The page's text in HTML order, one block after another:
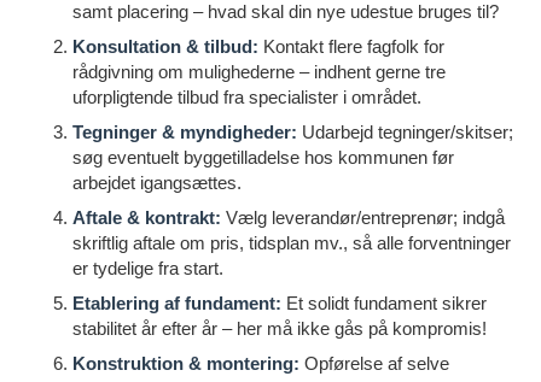
samt placering – hvad skal din nye udestue bruges til?
Konsultation & tilbud: Kontakt flere fagfolk for
rådgivning om mulighederne – indhent gerne tre
uforpligtende tilbud fra specialister i området.
Tegninger & myndigheder: Udarbejd tegninger/skitser;
søg eventuelt byggetilladelse hos kommunen før
arbejdet igangsættes.
Aftale & kontrakt: Vælg leverandør/entreprenør; indgå
skriftlig aftale om pris, tidsplan mv., så alle forventninger
er tydelige fra start.
Etablering af fundament: Et solidt fundament sikrer
stabilitet år efter år – her må ikke gås på kompromis!
Konstruktion & montering: Opførelse af selve